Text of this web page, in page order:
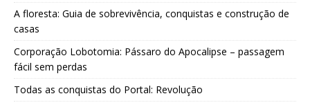
A floresta: Guia de sobrevivência, conquistas e construção de
casas
Corporação Lobotomia: Pássaro do Apocalipse – passagem
fácil sem perdas
Todas as conquistas do Portal: Revolução